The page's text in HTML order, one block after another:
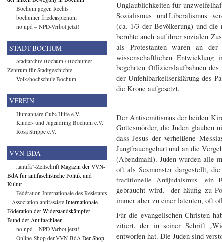
Unglaublichkeiten für
Sozialismus und Liberalismus
(ca. 1/3 der Bevölkerung) und die
beruhte auch auf ihrer sozialen
als Protestanten waren an
wissenschaftlichen
begehrten Offizierslaufbahnen
der Unfehlbarkeitserklärung des
die Krone aufgesetzt.
Der Antisemitismus der beiden
Gottesmörder, die Juden glauben
dass Jesus der verheißene
Jungfrauengeburt und an die
(Abendmahl). Juden wurden alle
oft als Sexmonster dargestellt,
traditionelle Antijudaismus, ein
gebraucht wird, der häufig zu
immer aber zu einer latenten, oft
Für die evangelischen Christen
zitiert, der in seiner Schrift
entworfen hat. Die Juden sind
Bochum gegen Rechts
bochumer friedensplenum
no npd – NPD-Verbot jetzt!
STADT BOCHUM
Stadtarchiv Bochum / Bochumer
Zentrum für Stadtgeschichte
Volkshochschule Bochum
VEREIN
Humanitäre Cuba Hilfe e.V.
Kinder- und Jugendring Bochum e.V.
Rosa Strippe e.V.
VVN-BDA
„antifa“-Zeitschrift Magazin der VVN-
BdA für antifaschistische Politik und
Kultur
Fédération Internationale des Résistants
– Association antifasciste Internationale
Föderation der Widerstandskämpfer –
Bund der Antifaschisten
no npd – NPD-Verbot jetzt!
Online-Shop der VVN-BdA Der Shop